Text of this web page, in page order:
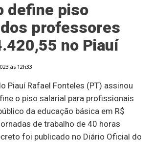
define piso
professores
no Piauí
às 12h33
Piauí Rafael Fonteles (PT) assinou
o piso salarial para profissionais
da educação básica em R$
de trabalho de 40 horas
foi publicado no Diário Oficial do